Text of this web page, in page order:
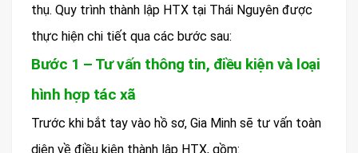
thụ. Quy trình thành lập HTX tại Thái Nguyên được
thực hiện chi tiết qua các bước sau:
Bước 1 – Tư vấn thông tin, điều kiện và loại
hình hợp tác xã
Trước khi bắt tay vào hồ sơ, Gia Minh sẽ tư vấn toàn
diện về điều kiện thành lập HTX, gồm: